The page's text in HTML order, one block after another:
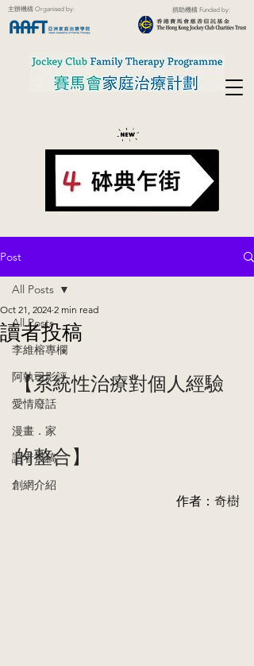
主辦機構 Organised by: 捐助機構 Funded by:
Post
All Posts
李維榕專欄
阿執司影評
愛情廢話
漫畫．家
讀者投稿
創網介紹
All Posts
讀者投稿
Oct 21, 2024 2 min read
【系統性治療對個人經驗
的整合】
作者： 奇樹